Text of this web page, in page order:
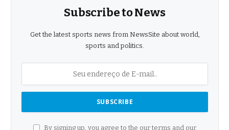
Subscribe to News
Get the latest sports news from NewsSite about world,
sports and politics.
By signing up, you agree to the our terms and our